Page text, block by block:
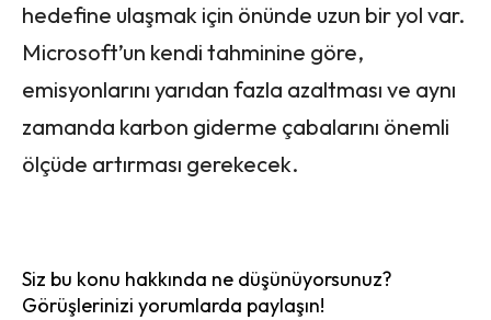
hedefine ulaşmak için önünde uzun bir yol var.
Microsoft’un kendi tahminine göre,
emisyonlarını yarıdan fazla azaltması ve aynı
zamanda karbon giderme çabalarını önemli
ölçüde artırması gerekecek.
Siz bu konu hakkında ne düşünüyorsunuz?
Görüşlerinizi yorumlarda paylaşın!